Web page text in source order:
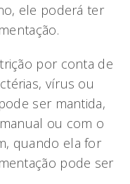
ele poderá ter
por conta de
vírus ou
ser mantida,
ou com o
quando ela for
pode ser